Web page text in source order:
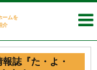
ームを
介
誌『た・よ・